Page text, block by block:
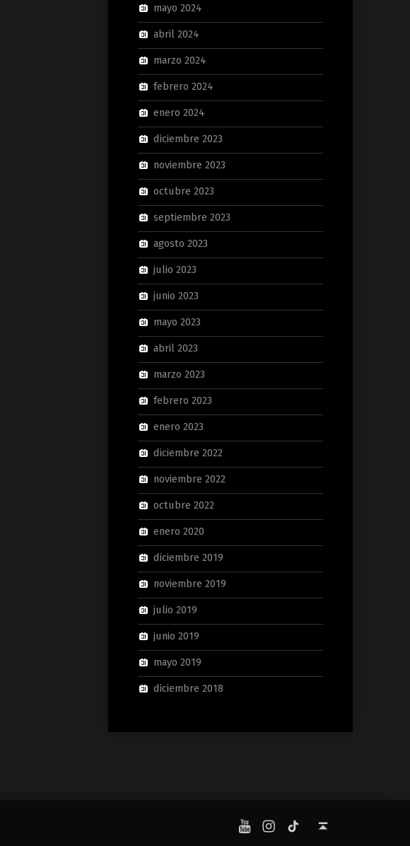
mayo 2024
abril 2024
marzo 2024
febrero 2024
enero 2024
diciembre 2023
noviembre 2023
octubre 2023
septiembre 2023
agosto 2023
julio 2023
junio 2023
mayo 2023
abril 2023
marzo 2023
febrero 2023
enero 2023
diciembre 2022
noviembre 2022
octubre 2022
enero 2020
diciembre 2019
noviembre 2019
julio 2019
junio 2019
mayo 2019
diciembre 2018